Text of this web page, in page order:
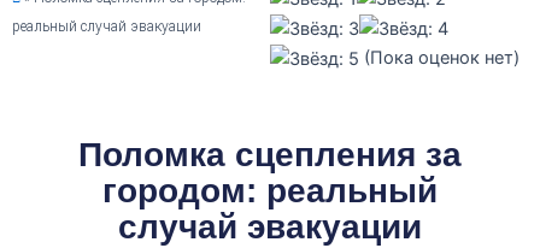
реальный случай эвакуации
(Пока оценок нет)
Поломка сцепления за
городом: реальный
случай эвакуации